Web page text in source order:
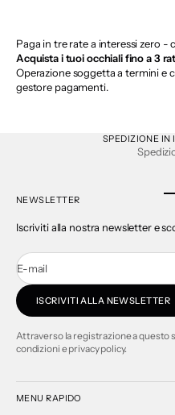
Paga in tre rate a interessi zero -
Acquista i tuoi occhiali fino a 3
Operazione soggetta a termini e
gestore pagamenti.
SPEDIZIONE IN
NEWSLETTER
Iscriviti alla nostra newsletter e
E-mail
ISCRIVITI ALLA NEWSLETTER
Attraverso la registrazione a questo
condizioni e privacy policy.
MENU RAPIDO